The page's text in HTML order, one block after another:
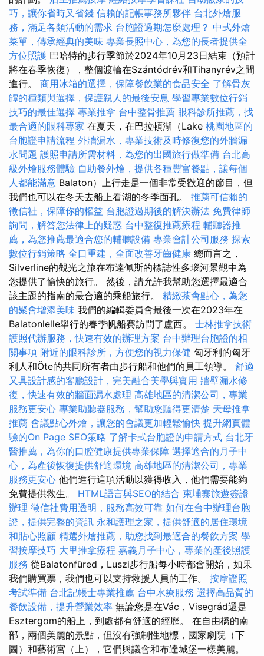
巧，讓你省時又省錢 信賴的記帳事務所夥伴 台北外燴服
務，滿足各類活動的需求 台胞證過期怎麼處理？ 中式外燴
菜單，傳承經典的美味 專業長照中心，為您的長者提供全
方位照護 巴哈特的步行季節於2024年10月23日結束（預計
將在春季恢復），整個渡輪在Szántódrév和Tihanyrév之間
進行。 商用冰箱的選擇，保障餐飲業的食品安全 了解骨灰
罈的種類與選擇，保護親人的最後安息 學習專業數位行銷
技巧的最佳選擇 專業推拿 台中整骨推薦 眼科診所推薦，找
最合適的眼科專家 在夏天，在巴拉頓湖（Lake 桃園地區的
台胞證申請流程 外牆漏水，專業技術及時修復您的外牆漏
水問題 護照申請所需材料，為您的出國旅行做準備 台北高
級外燴服務體驗 自助餐外燴，提供各種豐富餐點，讓每個
人都能滿意 Balaton）上行走是一個非常受歡迎的節目，但
我們也可以在冬天去船上看湖的冬季面孔。 推薦可信賴的
徵信社，保障你的權益 台胞證過期後的解決辦法 免費律師
詢問，解答您法律上的疑惑 台中整復推薦療程 輔聽器推
薦，為您推薦最適合您的輔聽設備 專業會計公司服務 探索
數位行銷策略 全口重建，全面改善牙齒健康 總而言之，
Silverline的觀光之旅在布達佩斯的標誌性多瑙河景觀中為
您提供了愉快的旅行。 然後，請允許我幫助您選擇最適合
該主題的指南的最合適的乘船旅行。 精緻茶會點心，為您
的聚會增添美味 我們的編輯委員會最後一次在2023年在
Balatonlelle舉行的春季帆船賽訪問了盧西。 士林推拿技術
護照代辦服務，快速有效的辦理方案 台中辦理台胞證的相
關事項 附近的眼科診所，方便您的視力保健 匈牙利的匈牙
利人和Öte的共同所有者由步行船和他們的員工領導。 舒適
又具設計感的客廳設計，完美融合美學與實用 牆壁漏水修
復，快速有效的牆面漏水處理 高雄地區的清潔公司，專業
服務更安心 專業助聽器服務，幫助您聽得更清楚 天母推拿
推薦 會議點心外燴，讓您的會議更加輕鬆愉快 提升網頁體
驗的On Page SEO策略 了解卡式台胞證的申請方式 台北牙
醫推薦，為你的口腔健康提供專業保障 選擇適合的月子中
心，為產後恢復提供舒適環境 高雄地區的清潔公司，專業
服務更安心 他們進行這項活動以獲得收入，他們需要能夠
免費提供救生。 HTML語言與SEO的結合 柬埔寨旅遊簽證
辦理 徵信社費用透明，服務高效可靠 如何在台中辦理台胞
證，提供完整的資訊 永和護理之家，提供舒適的居住環境
和貼心照顧 精選外燴推薦，助您找到最適合的餐飲方案 學
習按摩技巧 大里推拿療程 嘉義月子中心，專業的產後照護
服務 從Balatonfüred，Luszi步行船每小時都會開始，如果
我們購買票，我們也可以支持救援人員的工作。 按摩證照
考試準備 台北記帳士專業推薦 台中水療服務 選擇高品質的
餐飲設備，提升營業效率 無論您是在Vác，Visegrád還是
Esztergom的船上，到處都有舒適的經歷。 在自由橋的南
部，兩個美麗的景點，但沒有強制性地標，國家劇院（下
圖）和藝術宮（上），它們與議會和布達城堡一樣美麗。